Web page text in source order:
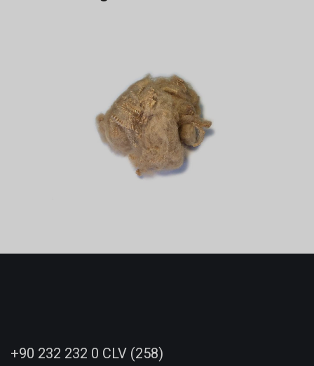
+90 232 232 0 CLV (258)